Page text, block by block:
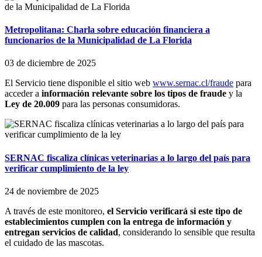
Metropolitana: Charla sobre educación financiera a
funcionarios de la Municipalidad de La Florida
03 de diciembre de 2025
El Servicio tiene disponible el sitio web www.sernac.cl/fraude para
acceder a información relevante sobre los tipos de fraude y la
Ley de 20.009 para las personas consumidoras.
SERNAC fiscaliza clínicas veterinarias a lo largo del país para
verificar cumplimiento de la ley
24 de noviembre de 2025
A través de este monitoreo, el Servicio verificará si este tipo de
establecimientos cumplen con la entrega de información y
entregan servicios de calidad, considerando lo sensible que resulta
el cuidado de las mascotas.